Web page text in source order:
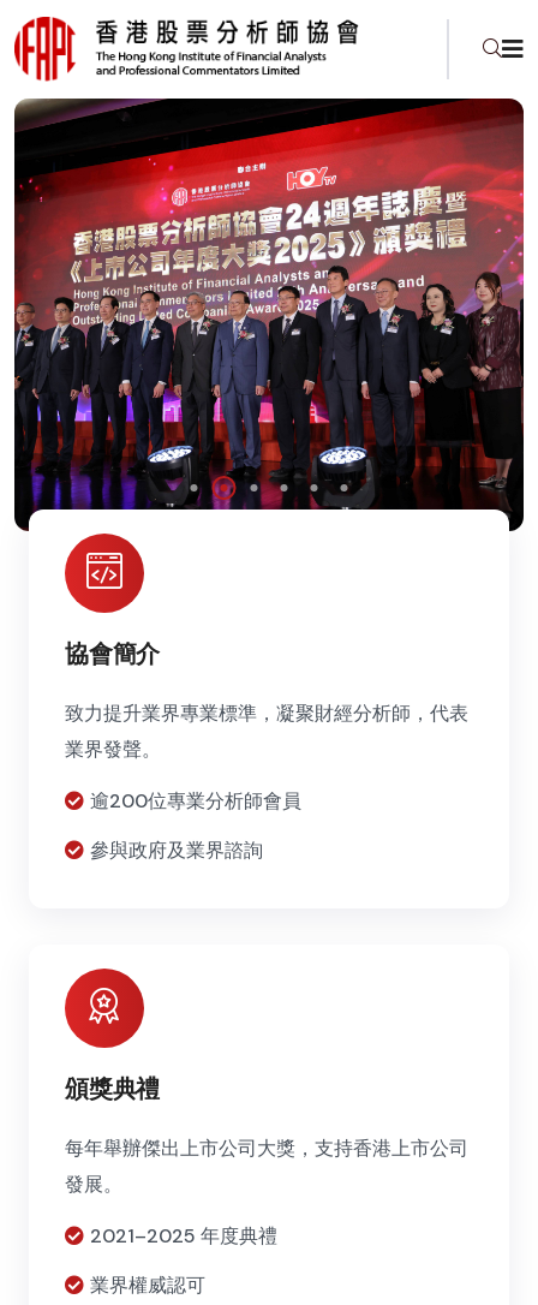
協會簡介
致力提升業界專業標準，凝聚財經分析師，代表
業界發聲。
逾200位專業分析師會員
參與政府及業界諮詢
頒獎典禮
每年舉辦傑出上市公司大獎，支持香港上市公司
發展。
2021–2025 年度典禮
業界權威認可